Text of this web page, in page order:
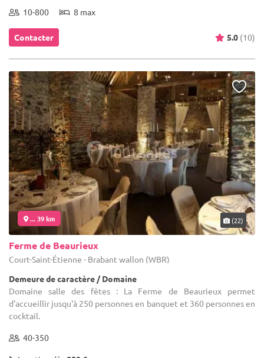
10-800 8 max
Contacter 5.0 (10)
... 39 km (22)
Ferme de Beaurieux
Court-Saint-Étienne - Brabant wallon (WBR)
Demeure de caractère / Domaine
Domaine salle des fêtes : La Ferme de Beaurieux permet
d'accueillir jusqu'à 250 personnes en banquet et 360 personnes en
cocktail.
40-350